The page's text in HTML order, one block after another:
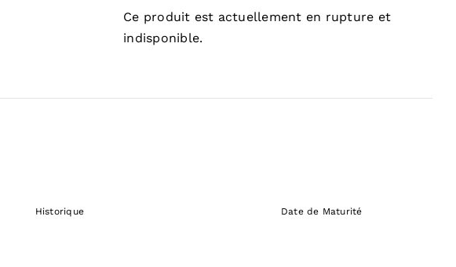
Ce produit est actuellement en rupture et
indisponible.
Historique Date de Maturité